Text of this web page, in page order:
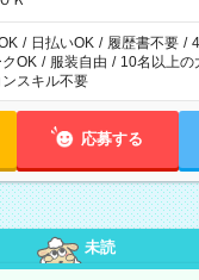
/ 日払いOK / 履歴書不要 /
OK / 服装自由 / 10名以上の
スキル不要
応募する
未読